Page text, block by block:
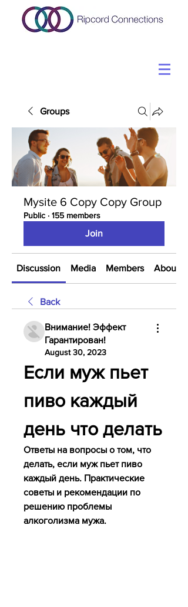
Groups
Mysite 6 Copy Copy Group
Public · 155 members
Join
Discussion Media Members About
Back
Внимание! Эффект
Гарантирован!
August 30, 2023
Если муж пьет
пиво каждый
день что делать
Ответы на вопросы о том, что
делать, если муж пьет пиво
каждый день. Практические
советы и рекомендации по
решению проблемы
алкоголизма мужа.